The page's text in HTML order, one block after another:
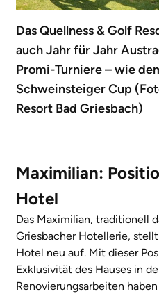
Das Quellness & Golf
auch Jahr für Jahr
Promi-Turniere – wie
Schweinsteiger Cup
Resort Bad Griesbach)
Maximilian:
Hotel
Das Maximilian, traditionell
Griesbacher Hotellerie,
Hotel neu auf. Mit dieser
Exklusivität des Hauses in
Renovierungsarbeiten